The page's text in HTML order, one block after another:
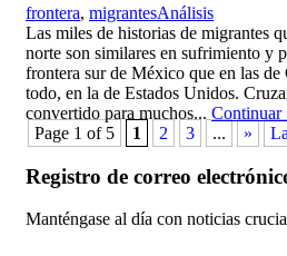
frontera, migrantes,Análisis
Las miles de historias de migrantes
norte son similares en sufrimiento y
frontera sur de México que en las de
todo, en la de Estados Unidos.
convertido para muchos... Continuar
Page 1 of 5
1 2 3 ... »
Registro de correo
Manténgase al día con noticias